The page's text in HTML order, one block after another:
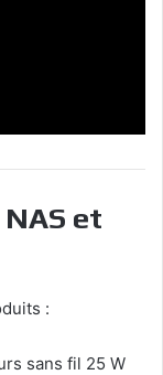
NAS et
:
sans fil 25 W